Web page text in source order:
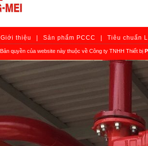
Giới thiệu Sản phẩm PCCC Tiêu chuẩn
Bản quyền của website này thuộc về Công ty TNHH Thiết bị